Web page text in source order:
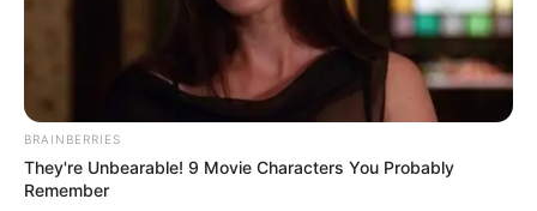
BRAINBERRIES
They're Unbearable! 9 Movie Characters You Probably
Remember